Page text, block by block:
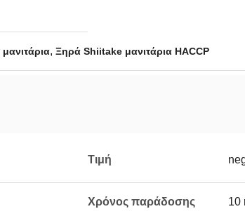
, Ξηρά Shiitake μανιτάρια HACCP
Τιμή
Χρόνος παράδοσης 10